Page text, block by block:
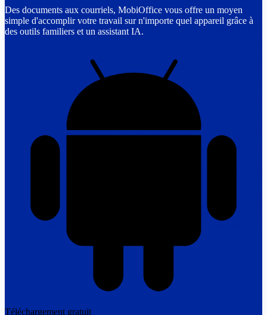
Des documents aux courriels, MobiOffice vous offre un moyen
simple d'accomplir votre travail sur n'importe quel appareil grâce à
des outils familiers et un assistant IA.
Téléchargement gratuit